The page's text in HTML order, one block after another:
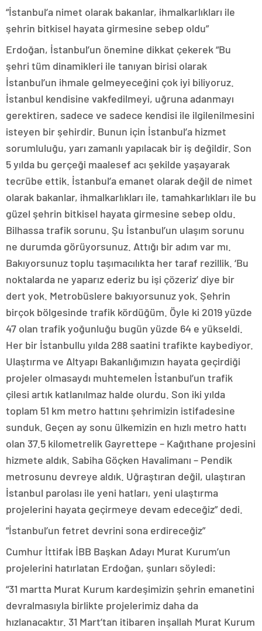
“İstanbul’a nimet olarak bakanlar, ihmalkarlıkları ile
şehrin bitkisel hayata girmesine sebep oldu”
Erdoğan, İstanbul’un önemine dikkat çekerek “Bu
şehri tüm dinamikleri ile tanıyan birisi olarak
İstanbul’un ihmale gelmeyeceğini çok iyi biliyoruz.
İstanbul kendisine vakfedilmeyi, uğruna adanmayı
gerektiren, sadece ve sadece kendisi ile ilgilenilmesini
isteyen bir şehirdir. Bunun için İstanbul’a hizmet
sorumluluğu, yarı zamanlı yapılacak bir iş değildir. Son
5 yılda bu gerçeği maalesef acı şekilde yaşayarak
tecrübe ettik. İstanbul’a emanet olarak değil de nimet
olarak bakanlar, ihmalkarlıkları ile, tamahkarlıkları ile bu
güzel şehrin bitkisel hayata girmesine sebep oldu.
Bilhassa trafik sorunu. Şu İstanbul’un ulaşım sorunu
ne durumda görüyorsunuz. Attığı bir adım var mı.
Bakıyorsunuz toplu taşımacılıkta her taraf rezillik. ‘Bu
noktalarda ne yaparız ederiz bu işi çözeriz’ diye bir
dert yok. Metrobüslere bakıyorsunuz yok. Şehrin
birçok bölgesinde trafik kördüğüm. Öyle ki 2019 yüzde
47 olan trafik yoğunluğu bugün yüzde 64 e yükseldi.
Her bir İstanbullu yılda 288 saatini trafikte kaybediyor.
Ulaştırma ve Altyapı Bakanlığımızın hayata geçirdiği
projeler olmasaydı muhtemelen İstanbul’un trafik
çilesi artık katlanılmaz halde olurdu. Son iki yılda
toplam 51 km metro hattını şehrimizin istifadesine
sunduk. Geçen ay sonu ülkemizin en hızlı metro hattı
olan 37.5 kilometrelik Gayrettepe – Kağıthane projesini
hizmete aldık. Sabiha Göçken Havalimanı – Pendik
metrosunu devreye aldık. Uğraştıran değil, ulaştıran
İstanbul parolası ile yeni hatları, yeni ulaştırma
projelerini hayata geçirmeye devam edeceğiz” dedi.
“İstanbul’un fetret devrini sona erdireceğiz”
Cumhur İttifak İBB Başkan Adayı Murat Kurum’un
projelerini hatırlatan Erdoğan, şunları söyledi:
“31 martta Murat Kurum kardeşimizin şehrin emanetini
devralmasıyla birlikte projelerimiz daha da
hızlanacaktır. 31 Mart’tan itibaren inşallah Murat Kurum